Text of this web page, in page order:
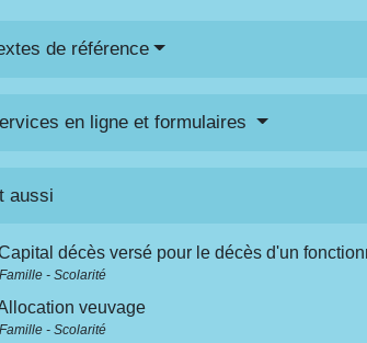
de référence
en ligne et formulaires
aussi
décès versé pour le décès d'un
Famille - Scolarité
veuvage
Famille - Scolarité